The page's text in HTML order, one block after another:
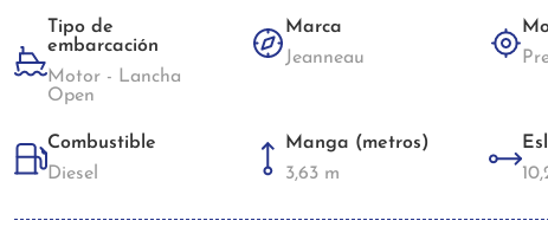
Tipo de
embarcación
Motor - Lancha
Open
Marca
Jeanneau
Combustible
Diesel
Manga (metros)
3,63 m